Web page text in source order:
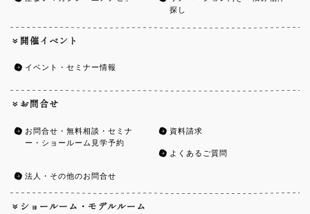
探し
開催イベント
イベント・セミナー情報
お問合せ
お問合せ・無料相談・セミナ
ー・ショールーム見学予約
資料請求
よくあるご質問
法人・その他のお問合せ
ショールーム・モデルルーム